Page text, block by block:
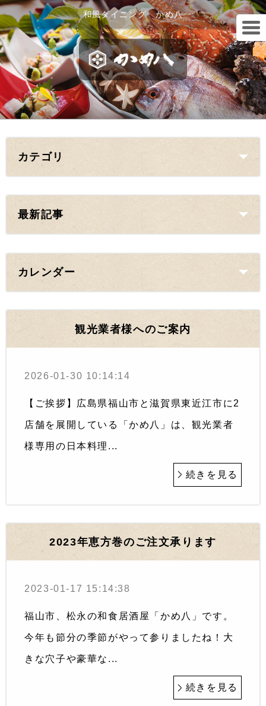
和風ダイニング かめ八
カテゴリ
最新記事
カレンダー
観光業者様へのご案内
2026-01-30 10:14:14
【ご挨拶】広島県福山市と滋賀県東近江市に2
店舗を展開している「かめ八」は、観光業者
様専用の日本料理...
続きを見る
2023年恵方巻のご注文承ります
2023-01-17 15:14:38
福山市、松永の和食居酒屋「かめ八」です。
今年も節分の季節がやって参りましたね！大
きな穴子や豪華な...
続きを見る